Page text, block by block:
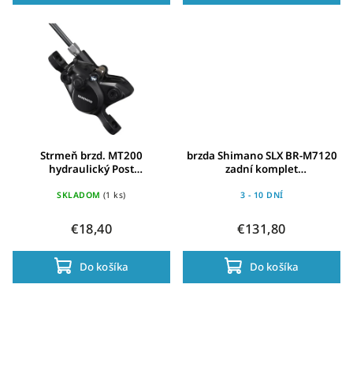
Strmeň brzd. MT200
hydraulický Post
SKLADOM (1 ks)
€18,40
Do košíka
brzda Shimano SLX BR-M7120
zadní komplet
original balení
3 - 10 DNÍ
€131,80
Do košíka